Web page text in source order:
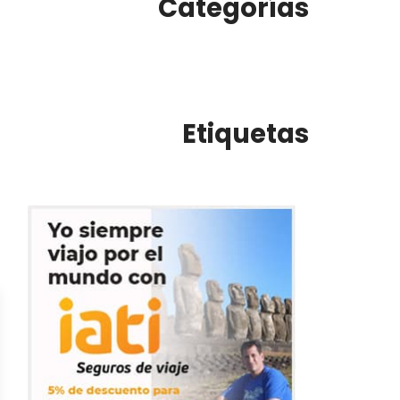
Categorías
Etiquetas